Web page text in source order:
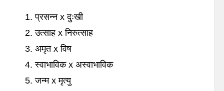
1. प्रसन्न x दुःखी
2. उत्साह x निरुत्साह
3. अमृत x विष
4. स्वाभाविक x अस्वाभाविक
5. जन्म x मृत्यु